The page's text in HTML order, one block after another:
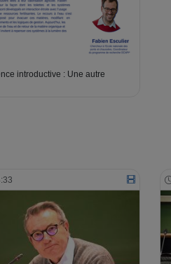
introductive : Une autre